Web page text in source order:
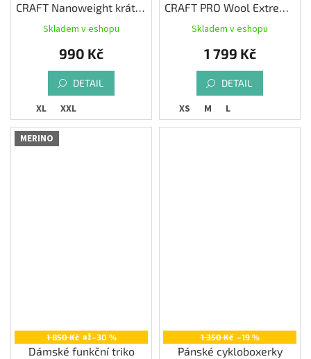
CRAFT Nanoweight krátký
rukáv, černá
Skladem v eshopu
990 Kč
DETAIL
XL XXL
CRAFT PRO Wool Extreme
X LS, černá
Skladem v eshopu
1 799 Kč
DETAIL
XS M L
MERINO
1 850 Kč až–30 %
Dámské funkční triko
1 350 Kč –19 %
Pánské cykloboxerky